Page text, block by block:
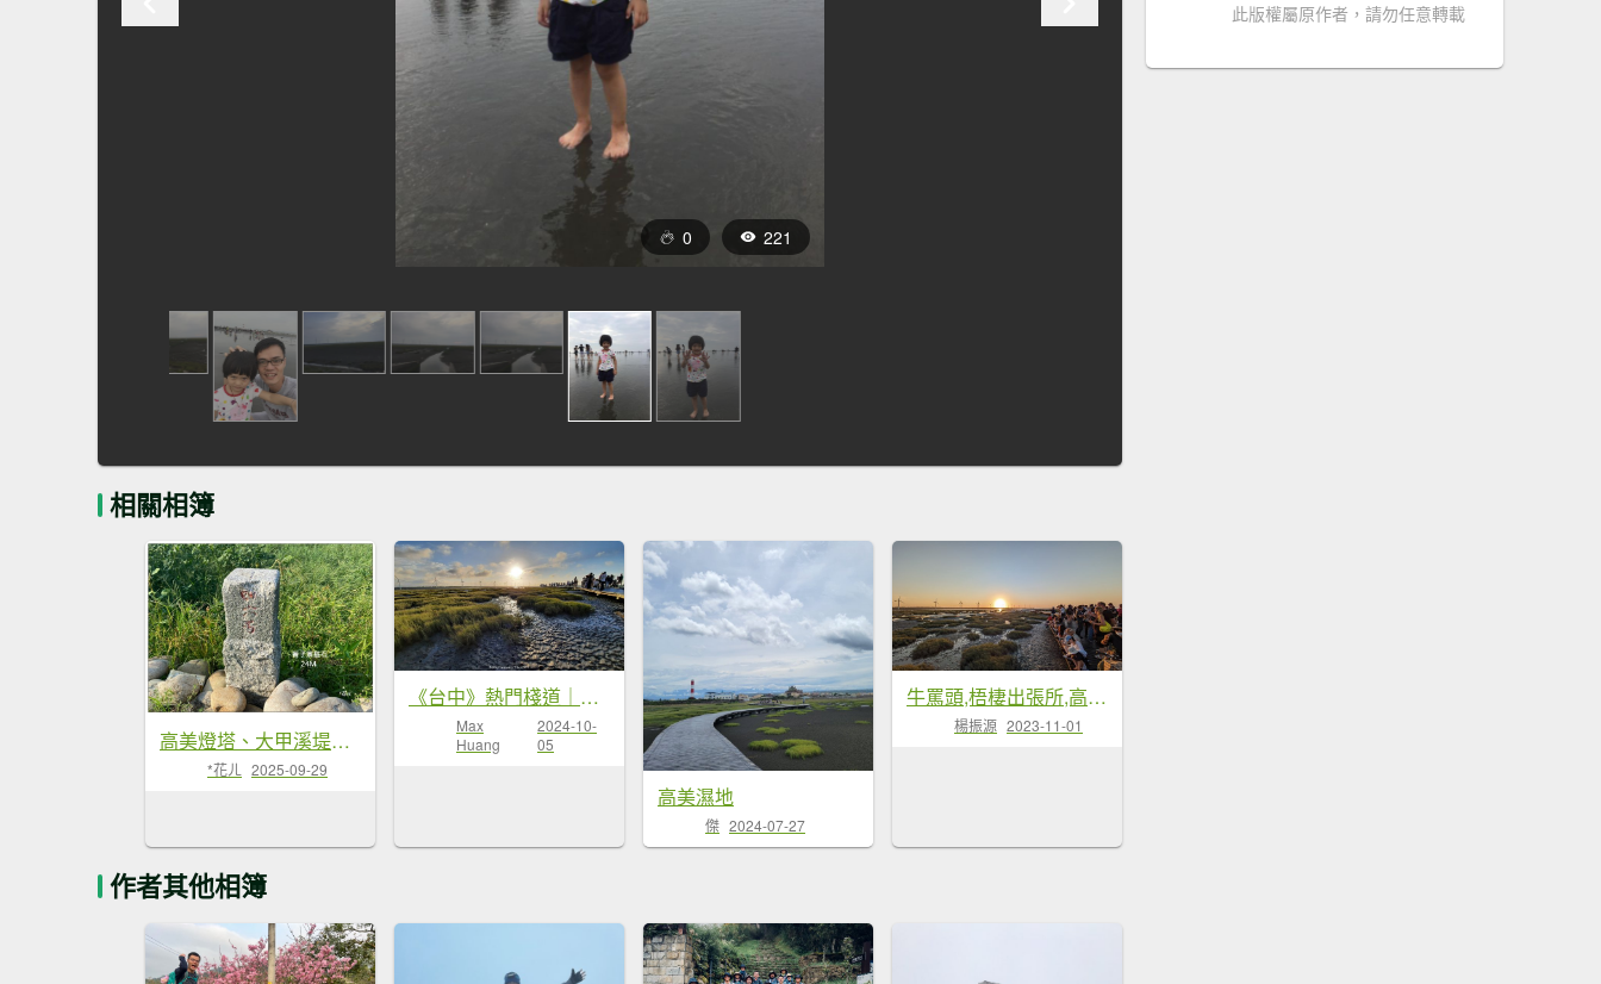
0 221
相關相簿
高美燈塔、大甲溪堤防、番子寮 基石
*花ㄦ 2025-09-29
《台中》熱門棧道｜高美野生動物保護區20241005
Max
Huang
2024-10-
05
高美濕地
傑 2024-07-27
牛罵頭,梧棲出張所,高美濕地
楊振源 2023-11-01
作者其他相簿
此版權屬原作者，請勿任意轉載